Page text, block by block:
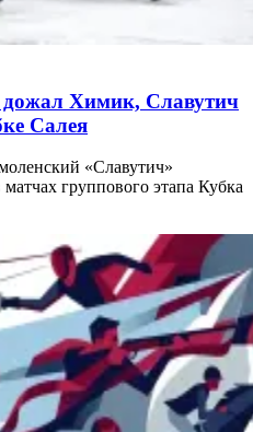
дожал Химик, Славутич
Салея
«Славутич»
группового этапа Кубка